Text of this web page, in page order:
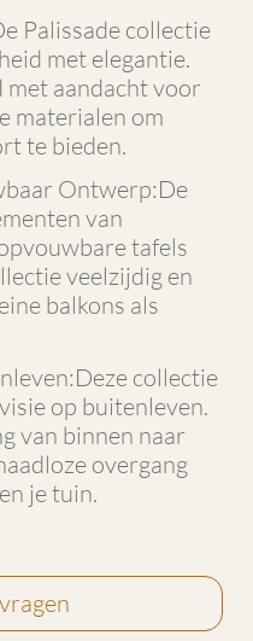
Palissade collectie
met elegantie.
met aandacht voor
materialen om
te bieden.
Ontwerp:De
van
tafels
veelzijdig en
balkons als
collectie
op buitenleven.
van binnen naar
overgang
je tuin.